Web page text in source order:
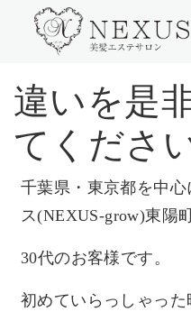
違いを是
てくださ
千葉県・東京都を中
ス(NEXUS-grow)東陽
30代のお客様です。
初めていらっしゃった